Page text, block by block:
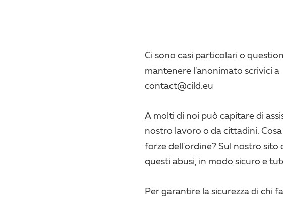
Ci sono casi particolari o
mantenere l'anonimato scrivici a
contact@cild.eu
A molti di noi può capitare di
nostro lavoro o da cittadini.
forze dell'ordine? Sul nostro sito
questi abusi, in modo sicuro e
Per garantire la sicurezza di chi